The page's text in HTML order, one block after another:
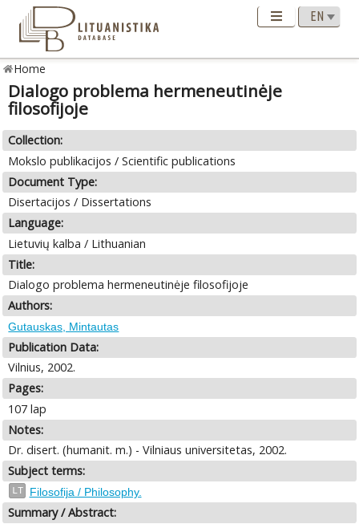
Home
Dialogo problema hermeneutinėje
filosofijoje
Collection:
Mokslo publikacijos / Scientific publications
Document Type:
Disertacijos / Dissertations
Language:
Lietuvių kalba / Lithuanian
Title:
Dialogo problema hermeneutinėje filosofijoje
Authors:
Gutauskas, Mintautas
Publication Data:
Vilnius, 2002.
Pages:
107 lap
Notes:
Dr. disert. (humanit. m.) - Vilniaus universitetas, 2002.
Subject terms:
LT Filosofija / Philosophy.
Summary / Abstract: